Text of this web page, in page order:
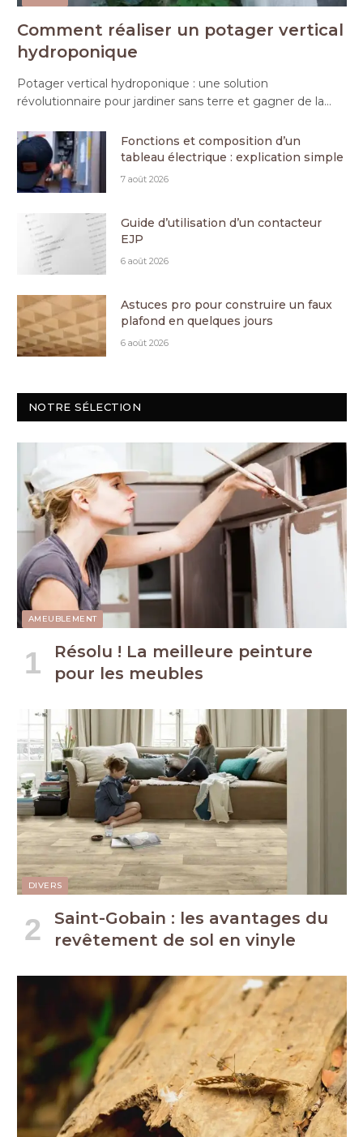
Comment réaliser un potager vertical
hydroponique
Potager vertical hydroponique : une solution
révolutionnaire pour jardiner sans terre et gagner de la…
Fonctions et composition d’un
tableau électrique : explication simple
7 août 2026
Guide d’utilisation d’un contacteur
EJP
6 août 2026
Astuces pro pour construire un faux
plafond en quelques jours
6 août 2026
NOTRE SÉLECTION
AMEUBLEMENT
Résolu ! La meilleure peinture
pour les meubles
DIVERS
Saint-Gobain : les avantages du
revêtement de sol en vinyle